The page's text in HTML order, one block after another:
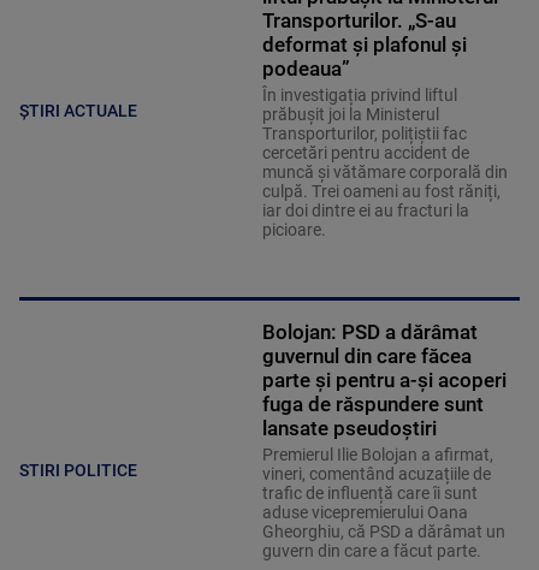
ȘTIRI ACTUALE
Transporturilor. „S-au
deformat și plafonul și
podeaua”
În investigația privind liftul
prăbușit joi la Ministerul
Transporturilor, polițiștii fac
cercetări pentru accident de
muncă și vătămare corporală din
culpă. Trei oameni au fost răniți,
iar doi dintre ei au fracturi la
picioare.
STIRI POLITICE
Bolojan: PSD a dărâmat
guvernul din care făcea
parte și pentru a-şi acoperi
fuga de răspundere sunt
lansate pseudoştiri
Premierul Ilie Bolojan a afirmat,
vineri, comentând acuzațiile de
trafic de influență care îi sunt
aduse vicepremierului Oana
Gheorghiu, că PSD a dărâmat un
guvern din care a făcut parte.